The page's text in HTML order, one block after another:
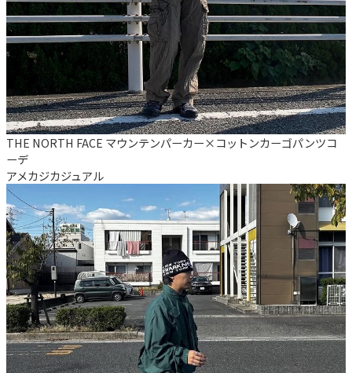
THE NORTH FACE マウンテンパーカー×コットンカーゴパンツコ
ーデ
アメカジカジュアル